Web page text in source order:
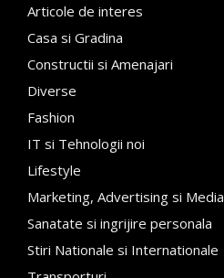
Articole de interes
Casa si Gradina
Constructii si Amenajari
Diverse
Fashion
IT si Tehnologii noi
Lifestyle
Marketing, Advertising si Media
Sanatate si ingrijire personala
Stiri Nationale si Internationale